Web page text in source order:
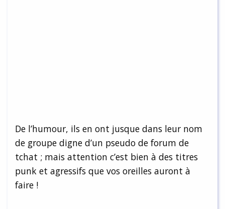
De l’humour, ils en ont jusque dans leur nom
de groupe digne d’un pseudo de forum de
tchat ; mais attention c’est bien à des titres
punk et agressifs que vos oreilles auront à
faire !